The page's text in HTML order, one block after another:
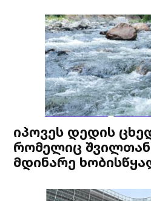
იპოვეს დედის
რომელიც
მდინარე